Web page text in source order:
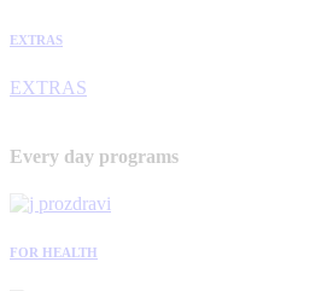
EXTRAS
EXTRAS
Every day programs
FOR HEALTH